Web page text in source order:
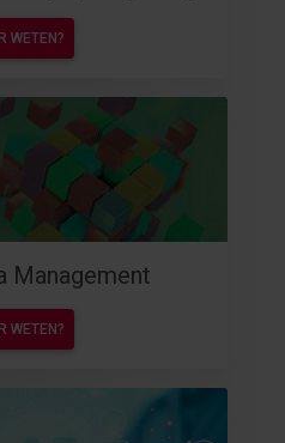
WETEN?
Management
WETEN?